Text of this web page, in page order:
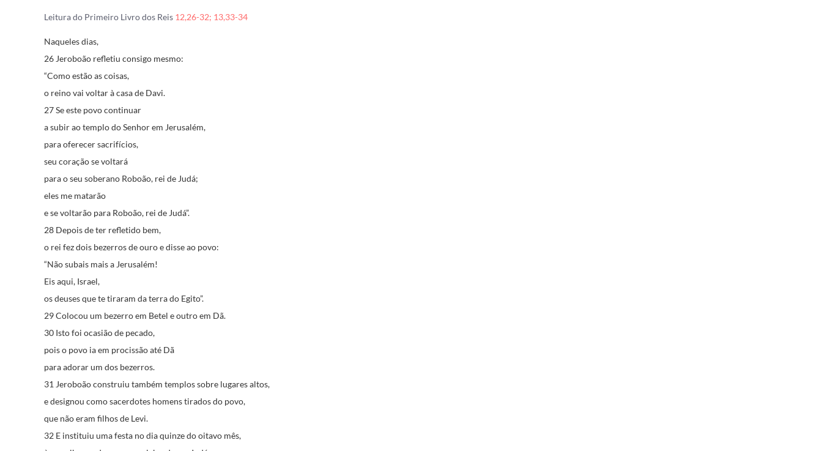
Leitura do Primeiro Livro dos Reis 12,26-32; 13,33-34
Naqueles dias,
26 Jeroboão refletiu consigo mesmo:
“Como estão as coisas,
o reino vai voltar à casa de Davi.
27 Se este povo continuar
a subir ao templo do Senhor em Jerusalém,
para oferecer sacrifícios,
seu coração se voltará
para o seu soberano Roboão, rei de Judá;
eles me matarão
e se voltarão para Roboão, rei de Judá”.
28 Depois de ter refletido bem,
o rei fez dois bezerros de ouro e disse ao povo:
“Não subais mais a Jerusalém!
Eis aqui, Israel,
os deuses que te tiraram da terra do Egito”.
29 Colocou um bezerro em Betel e outro em Dã.
30 Isto foi ocasião de pecado,
pois o povo ia em procissão até Dã
para adorar um dos bezerros.
31 Jeroboão construiu também templos sobre lugares altos,
e designou como sacerdotes homens tirados do povo,
que não eram filhos de Levi.
32 E instituiu uma festa no dia quinze do oitavo mês,